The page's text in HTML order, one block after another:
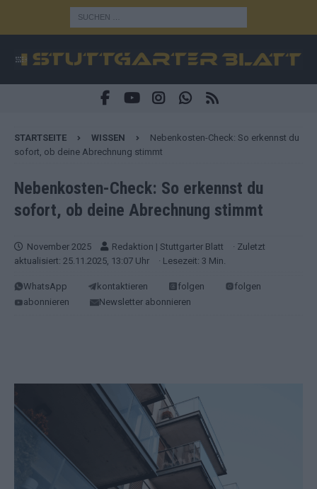
STARTSEITE WISSEN
Nebenkosten-Check: So erkennst du
sofort, ob deine Abrechnung stimmt
Nebenkosten-Check: So erkennst du
sofort, ob deine Abrechnung stimmt
November 2025 Redaktion | Stuttgarter Blatt
· Zuletzt
aktualisiert: 25.11.2025, 13:07 Uhr
· Lesezeit: 3 Min.
WhatsApp kontaktieren folgen
folgen
abonnieren
Newsletter abonnieren